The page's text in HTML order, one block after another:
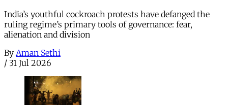
India’s youthful cockroach protests have defanged the
ruling regime’s primary tools of governance: fear,
alienation and division
By Aman Sethi
/ 31 Jul 2026